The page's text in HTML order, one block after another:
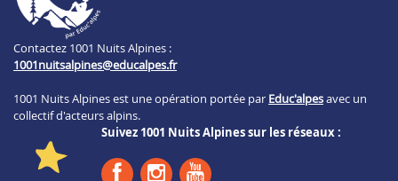
Contactez 1001 Nuits Alpines :
1001nuitsalpines@educalpes.fr
1001 Nuits Alpines est une opération portée par Educ'alpesavec un
collectif d'acteurs alpins.
Suivez 1001 Nuits Alpines sur les réseaux :